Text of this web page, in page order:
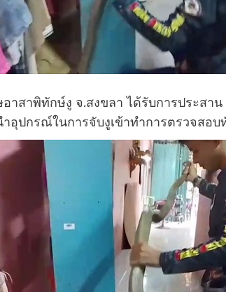
าสาพิทักษ์งู จ.สงขลา ได้รับการประสา
อุปกรณ์ในการจับงูเข้าทำการตรวจสอบ